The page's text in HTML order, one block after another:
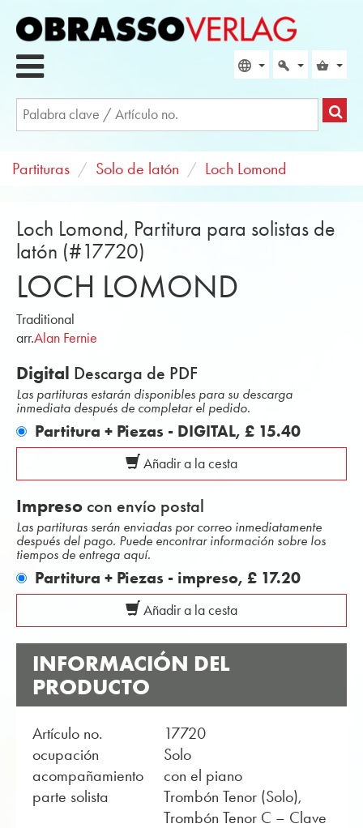
Partituras Solo de latón Loch Lomond
Loch Lomond, Partitura para solistas de
latón (#17720)
LOCH LOMOND
Traditional
arr.Alan Fernie
Digital Descarga de PDF
Las partituras estarán disponibles para su descarga
inmediata después de completar el pedido.
Partitura + Piezas - DIGITAL, £ 15.40
Añadir a la cesta
Impreso con envío postal
Las partituras serán enviadas por correo inmediatamente
después del pago. Puede encontrar información sobre los
tiempos de entrega aquí.
Partitura + Piezas - impreso, £ 17.20
Añadir a la cesta
INFORMACIÓN DEL
PRODUCTO
Artículo no.
17720
ocupación
Solo
acompañamiento
con el piano
parte solista
Trombón Tenor (Solo),
Trombón Tenor C – Clave